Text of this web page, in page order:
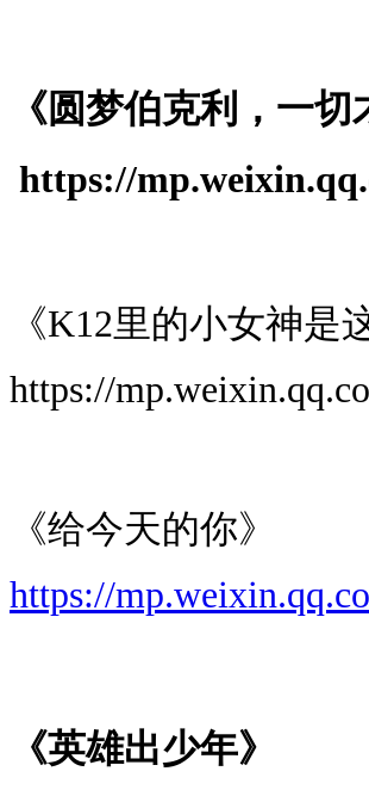
《圆梦伯克利，一
https://
《K12里的小女神是
https://
《给今天的你》
https://
《英雄出少年》